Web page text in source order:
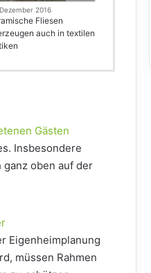
2016
Fliesen
auch in textilen
Gästen
Insbesondere
oben auf der
Eigenheimplanung
müssen Rahmen